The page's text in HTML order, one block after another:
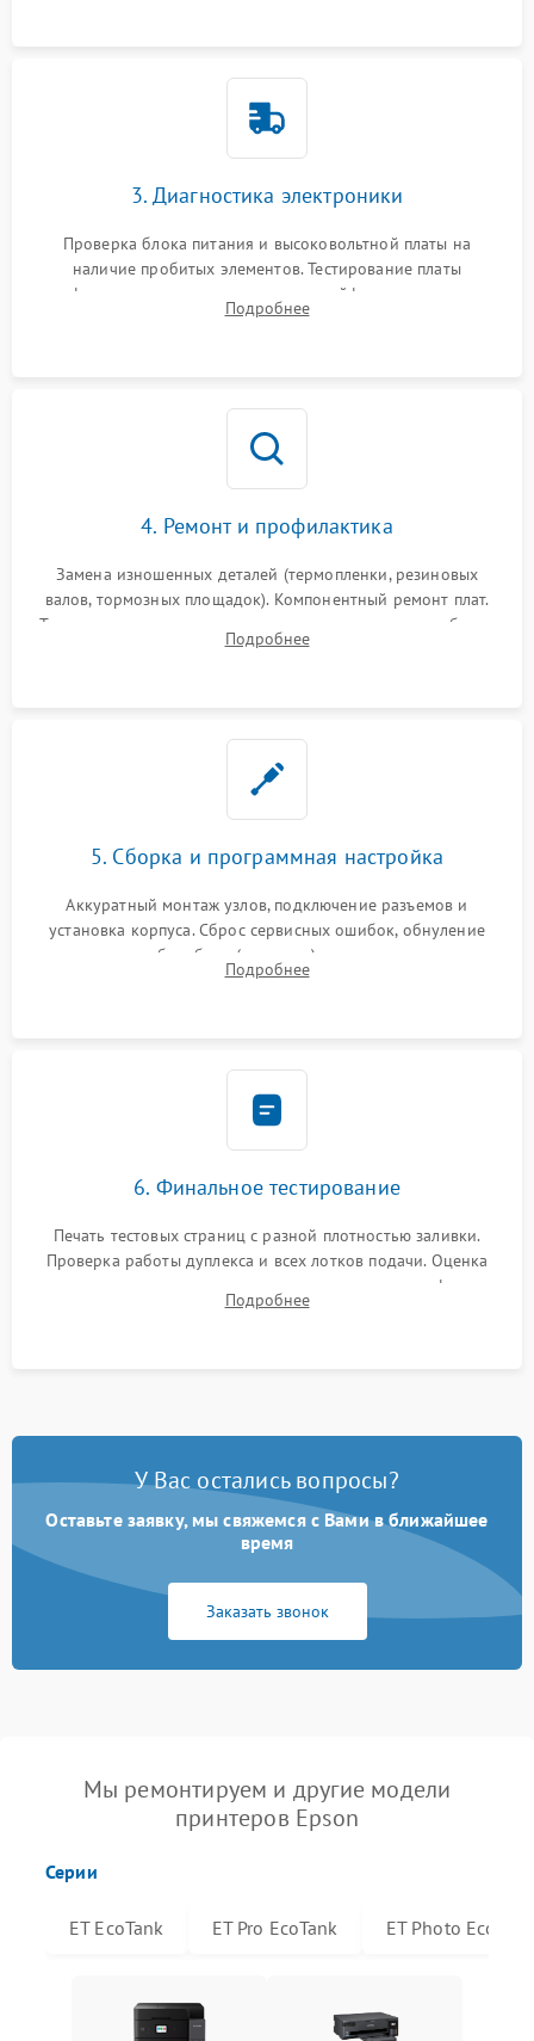
3. Диагностика электроники
Проверка блока питания и высоковольтной платы на
наличие пробитых элементов. Тестирование платы
форматирования, целостности шлейфов, контактов
картриджа и оптопар (датчиков прохождения и наличия
Подробнее
4. Ремонт и профилактика
Замена изношенных деталей (термопленки, резиновых
валов, тормозных площадок). Компонентный ремонт плат.
Тщательная очистка тракта печати, контактов и линз блока
лазера (LSU) от просыпанного тонера и пыли.
Подробнее
5. Сборка и программная настройка
Аккуратный монтаж узлов, подключение разъемов и
установка корпуса. Сброс сервисных ошибок, обнуление
счетчиков абсорбера (памперса) или узла переноса,
обновление прошивки и программная калибровка аппарата.
Подробнее
6. Финальное тестирование
Печать тестовых страниц с разной плотностью заливки.
Проверка работы дуплекса и всех лотков подачи. Оценка
качества запекания тонера и полное отсутствие дефектов
изображения перед выдачей готового устройства.
Подробнее
У Вас остались вопросы?
Оставьте заявку, мы свяжемся с Вами в ближайшее
время
Заказать звонок
Мы ремонтируем и другие модели
принтеров Epson
Серии
ET EcoTank ET Pro EcoTank ET Photo